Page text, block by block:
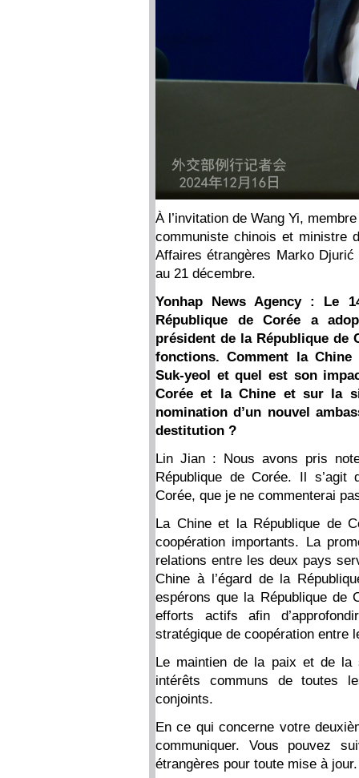
À l’invitation de Wang Yi,
communiste chinois et ministre
Affaires étrangères Marko
au 21 décembre.
Yonhap News Agency : Le
République de Corée a
président de la République de
fonctions. Comment la
Suk-yeol et quel est son
Corée et la Chine et sur la
nomination d’un nouvel
destitution ?
Lin Jian : Nous avons pris
République de Corée. Il
Corée, que je ne commenterai
La Chine et la République de
coopération importants. La
relations entre les deux pays
Chine à l’égard de la
espérons que la République de
efforts actifs afin
stratégique de coopération entre
Le maintien de la paix et de la
intérêts communs de toutes
conjoints.
En ce qui concerne votre
communiquer. Vous pouvez
étrangères pour toute mise à jour.